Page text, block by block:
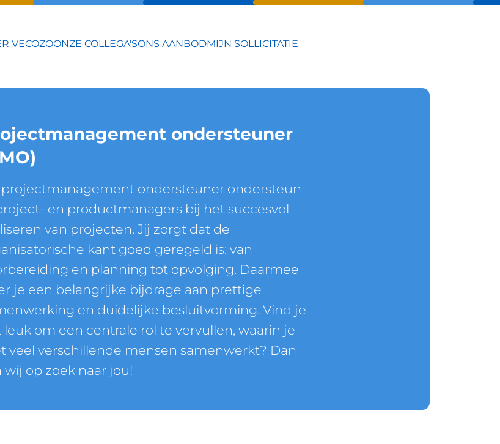
VECOZOONZE COLLEGA'SONS AANBODMIJN SOLLICITATIE
ondersteuner
projectmanagement ondersteuner ondersteun
en productmanagers bij het succesvol
van projecten. Jij zorgt dat de
kant goed geregeld is: van
en planning tot opvolging. Daarmee
je een belangrijke bijdrage aan prettige
en duidelijke besluitvorming. Vind je
leuk om een centrale rol te vervullen, waarin je
veel verschillende mensen samenwerkt? Dan
wij op zoek naar jou!